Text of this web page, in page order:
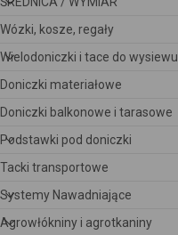
Wózki, kosze, regały
Wielodoniczki i tace do wysiewu
Doniczki materiałowe
Doniczki balkonowe i tarasowe
Podstawki pod doniczki
Tacki transportowe
Systemy Nawadniające
Agrowłókniny i agrotkaniny